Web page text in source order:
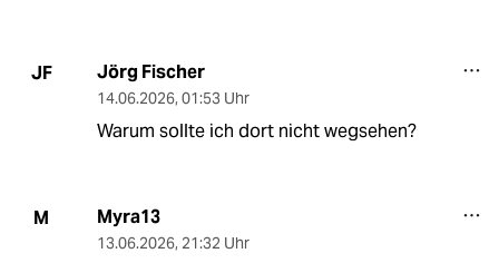
JF Jörg Fischer
14.06.2026, 01:53 Uhr
Warum sollte ich dort nicht wegsehen?
M Myra13
13.06.2026, 21:32 Uhr